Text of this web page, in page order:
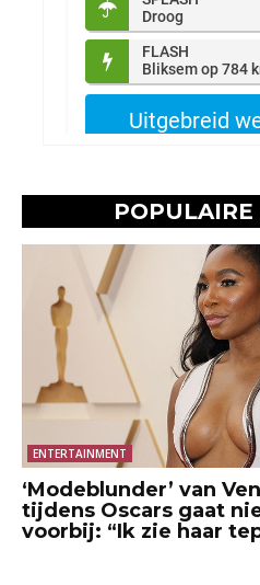
ENTERTAINMENT
‘Modeblunder’ van
tijdens Oscars gaat
voorbij: “Ik zie haar